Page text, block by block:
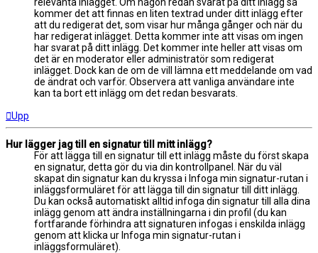
kommer det att finnas en liten textrad under ditt inlägg efter
att du redigerat det, som visar hur många gånger och när du
har redigerat inlägget. Detta kommer inte att visas om ingen
har svarat på ditt inlägg. Det kommer inte heller att visas om
det är en moderator eller administratör som redigerat
inlägget. Dock kan de om de vill lämna ett meddelande om vad
de ändrat och varför. Observera att vanliga användare inte
kan ta bort ett inlägg om det redan besvarats.
Upp
Hur lägger jag till en signatur till mitt inlägg?
För att lägga till en signatur till ett inlägg måste du först skapa
en signatur, detta gör du via din kontrollpanel. När du väl
skapat din signatur kan du kryssa i Infoga min signatur-rutan i
inläggsformuläret för att lägga till din signatur till ditt inlägg.
Du kan också automatiskt alltid infoga din signatur till alla dina
inlägg genom att ändra inställningarna i din profil (du kan
fortfarande förhindra att signaturen infogas i enskilda inlägg
genom att klicka ur Infoga min signatur-rutan i
inläggsformuläret).